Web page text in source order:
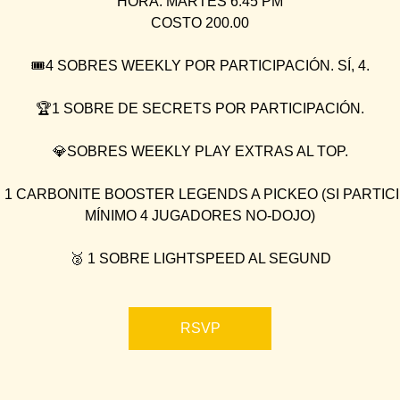
COSTO 200.00
🎟4 SOBRES WEEKLY POR PARTICIPACIÓN. SÍ, 4.
🏆1 SOBRE DE SECRETS POR PARTICIPACIÓN.
💎SOBRES WEEKLY PLAY EXTRAS AL TOP.
1 CARBONITE BOOSTER LEGENDS A PICKEO (SI
MÍNIMO 4 JUGADORES NO-DOJO)
🥈 1 SOBRE LIGHTSPEED AL SEGUND
RSVP